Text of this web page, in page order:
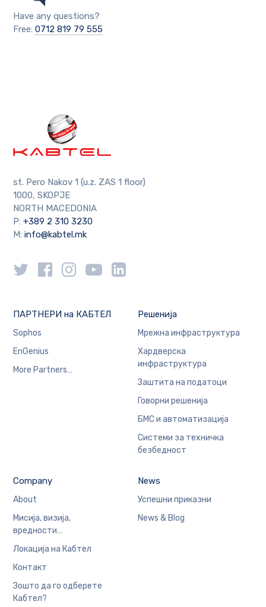
Have any questions?
Free:0712 819 79 555
st. Pero Nakov 1 (u.z. ZAS 1 floor)
1000, SKOPJE
NORTH MACEDONIA
P: +389 2 310 3230
M:info@kabtel.mk
ПАРТНЕРИ на КАБТЕЛ
Sophos
EnGenius
More Partners…
Решенија
Мрежна инфраструктура
Хардверска
инфраструктура
Заштита на податоци
Говорни решенија
БМС и автоматизација
Системи за техничка
безбедност
Company
About
Мисија, визија,
вредности…
Локација на Кабтел
Контакт
Зошто да го одберете
Кабтел?
News
Успешни приказни
News & Blog